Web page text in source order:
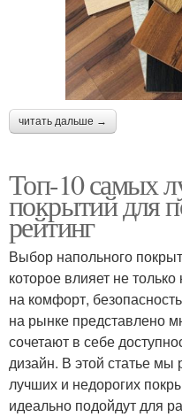
читать дальше →
Топ-10 самых
покрытий для
рейтинг
Выбор напольного
которое влияет не
на комфорт,
на рынке представлено
сочетают в себе
дизайн. В этой статье
лучших и недорогих
идеально подойдут для